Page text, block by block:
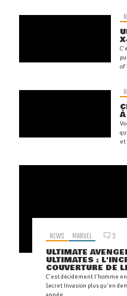
of
et
NEWS MARVEL 3
ULTIMATE
ULTIMATES :
COUVERTURE DE
C'est décidément l'homme
Secret Invasion plus qu'en
année ...